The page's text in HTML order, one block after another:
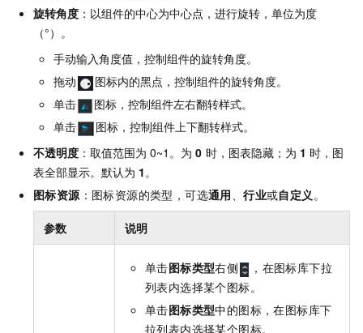
旋转角度 ：以组件的中心为中心点，进行旋转，单位为度
（°）。
手动输入角度值，控制组件的旋转角度。
拖动
图标内的黑点，控制组件的旋转角度。
单击
图标，控制组件左右翻转样式。
单击
图标，控制组件上下翻转样式。
不透明度 ：取值范围为 0~1。为 0 时，图表隐藏；为 1 时，图
表全部显示。默认为 1。
图标资源：图标资源的类型，可选通用、行业或自定义。
参数 说明
单击图标类型右侧
，在图标库下拉
列表内选择某个图标。
单击图标类型中的图标，在图标库下
拉列表内选择某个图标。